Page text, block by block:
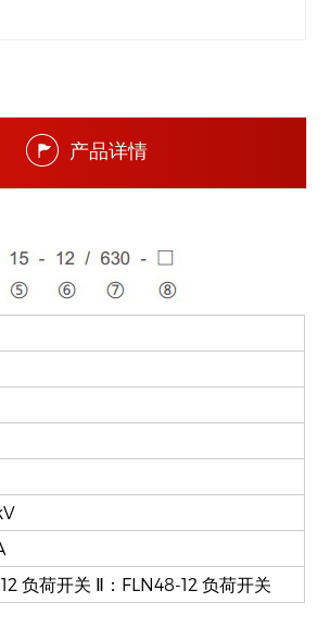
产品详情
负荷开关 Ⅱ：FLN48-12 负荷开关